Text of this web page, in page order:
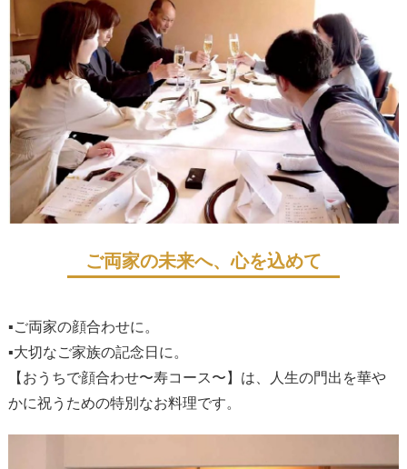
ご両家の未来へ、心を込めて
▪ご両家の顔合わせに。
▪大切なご家族の記念日に。
【おうちで顔合わせ〜寿コース〜】は、人生の門出を華や
かに祝うための特別なお料理です。